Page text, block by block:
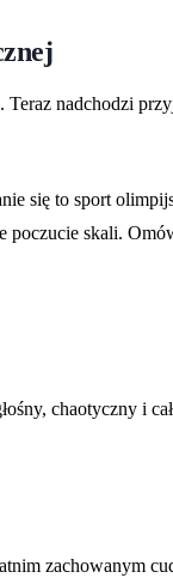
nadchodzi
się to sport
skali.
chaotyczny i
zachowanym